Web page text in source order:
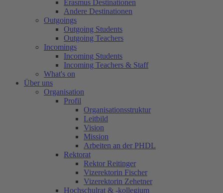
Erasmus Destinationen
Andere Destinationen
Outgoings
Outgoing Students
Outgoing Teachers
Incomings
Incoming Students
Incoming Teachers & Staff
What's on
Über uns
Organisation
Profil
Organisationsstruktur
Leitbild
Vision
Mission
Arbeiten an der PHDL
Rektorat
Rektor Reitinger
Vizerektorin Fischer
Vizerektorin Zehetner
Hochschulrat & -kollegium